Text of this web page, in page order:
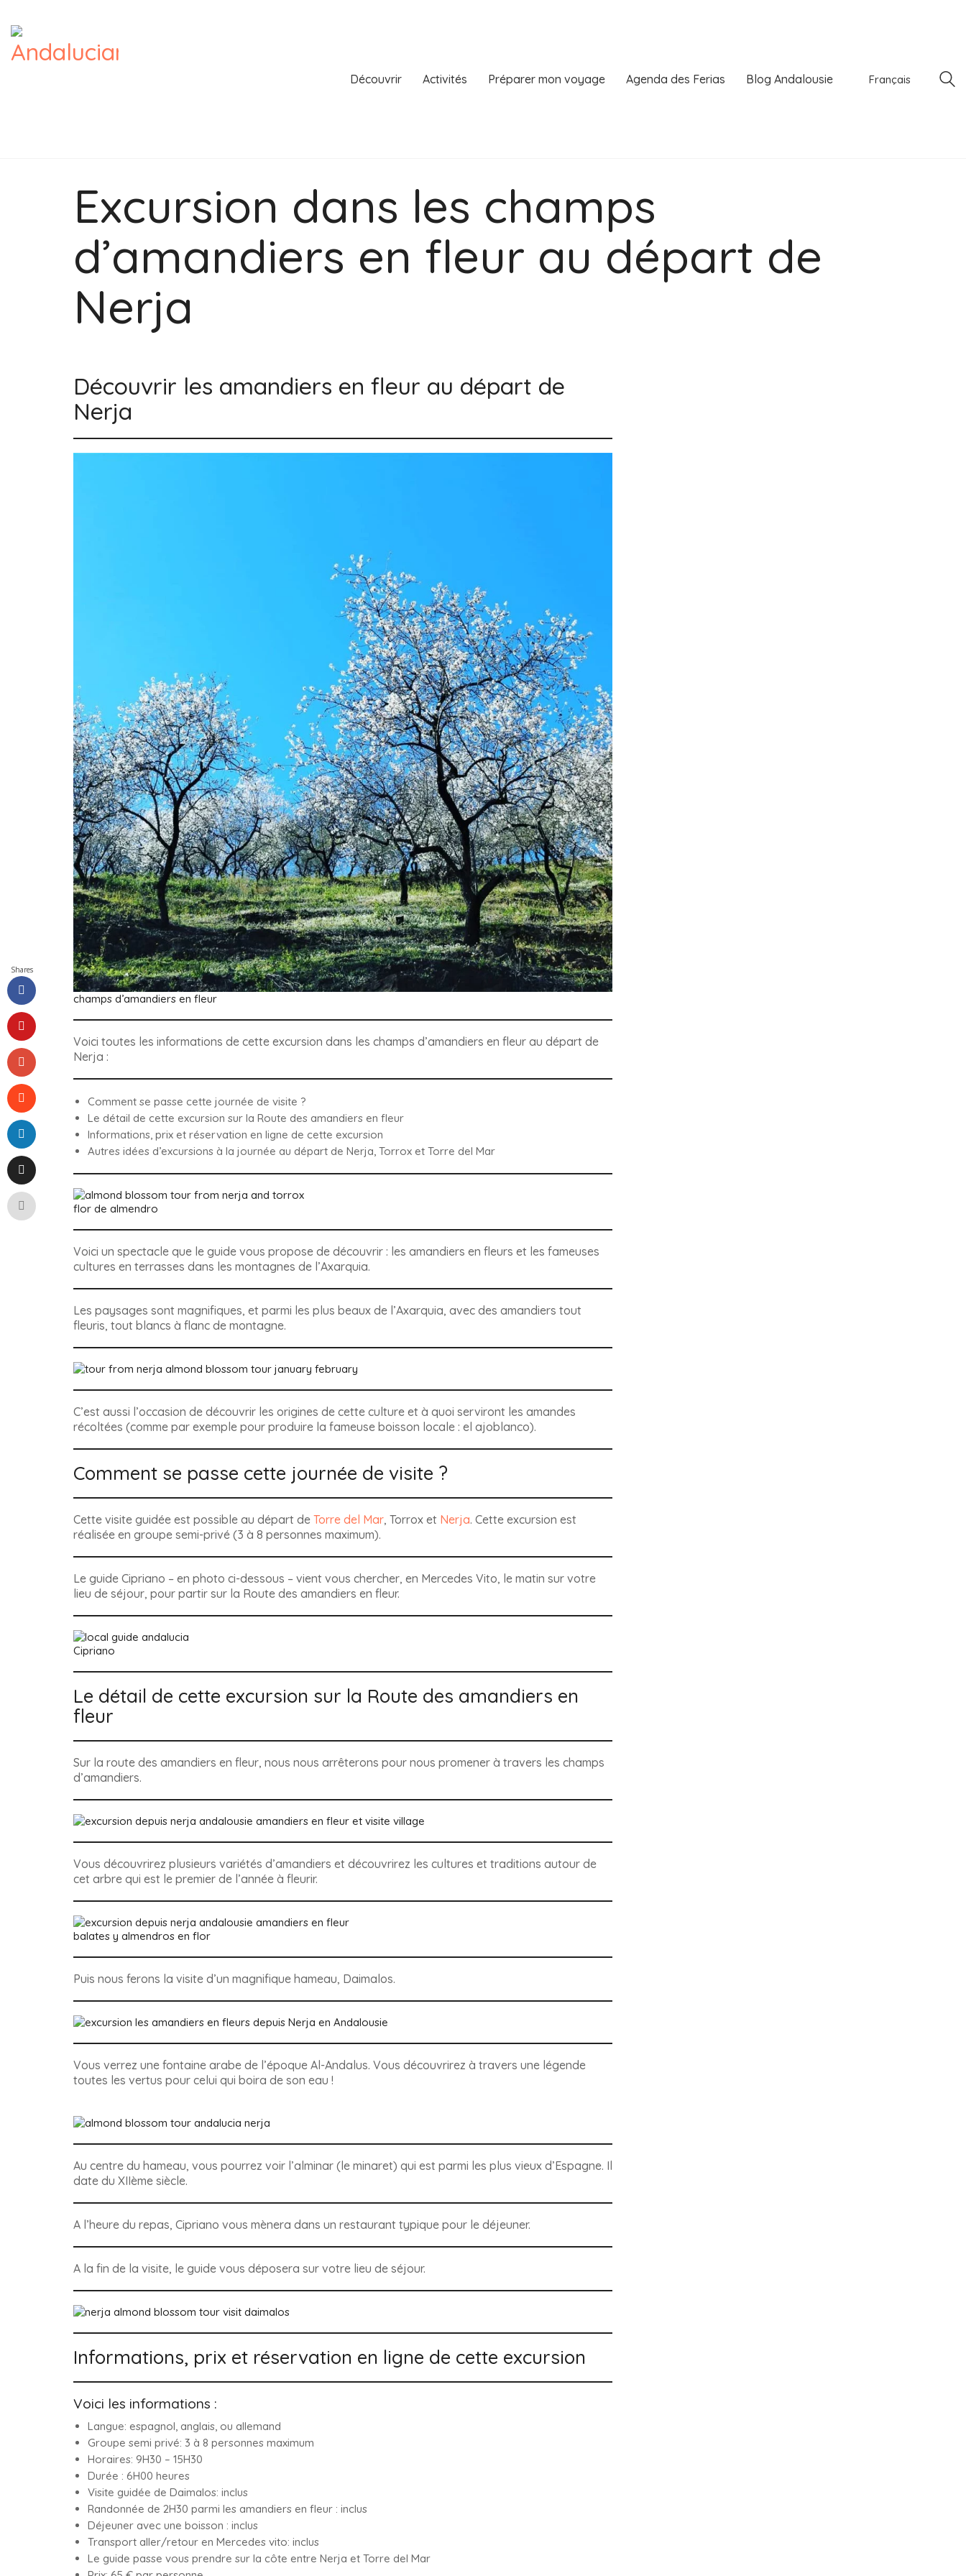
Découvrir Activités Préparer mon voyage Agenda des Ferias Blog Andalousie Français
Excursion dans les champs
d’amandiers en fleur au départ de
Nerja
Découvrir les amandiers en fleur au départ de
Nerja
champs d’amandiers en fleur
Voici toutes les informations de cette excursion dans les champs d’amandiers en fleur au départ de
Nerja :
Comment se passe cette journée de visite ?
Le détail de cette excursion sur la Route des amandiers en fleur
Informations, prix et réservation en ligne de cette excursion
Autres idées d’excursions à la journée au départ de Nerja, Torrox et Torre del Mar
flor de almendro
Voici un spectacle que le guide vous propose de découvrir : les amandiers en fleurs et les fameuses
cultures en terrasses dans les montagnes de l’Axarquia.
Les paysages sont magnifiques, et parmi les plus beaux de l’Axarquia, avec des amandiers tout
fleuris, tout blancs à flanc de montagne.
C’est aussi l’occasion de découvrir les origines de cette culture et à quoi serviront les amandes
récoltées (comme par exemple pour produire la fameuse boisson locale : el ajoblanco).
Comment se passe cette journée de visite ?
Cette visite guidée est possible au départ de Torre del Mar, Torrox et Nerja. Cette excursion est
réalisée en groupe semi-privé (3 à 8 personnes maximum).
Le guide Cipriano – en photo ci-dessous – vient vous chercher, en Mercedes Vito, le matin sur votre
lieu de séjour, pour partir sur la Route des amandiers en fleur.
Cipriano
Le détail de cette excursion sur la Route des amandiers en
fleur
Sur la route des amandiers en fleur, nous nous arrêterons pour nous promener à travers les champs
d’amandiers.
Vous découvrirez plusieurs variétés d’amandiers et découvrirez les cultures et traditions autour de
cet arbre qui est le premier de l’année à fleurir.
balates y almendros en flor
Puis nous ferons la visite d’un magnifique hameau, Daimalos.
Vous verrez une fontaine arabe de l’époque Al-Andalus. Vous découvrirez à travers une légende
toutes les vertus pour celui qui boira de son eau !
Au centre du hameau, vous pourrez voir l’alminar (le minaret) qui est parmi les plus vieux d’Espagne. Il
date du XIIème siècle.
A l’heure du repas, Cipriano vous mènera dans un restaurant typique pour le déjeuner.
A la fin de la visite, le guide vous déposera sur votre lieu de séjour.
Informations, prix et réservation en ligne de cette excursion
Voici les informations :
Langue: espagnol, anglais, ou allemand
Groupe semi privé: 3 à 8 personnes maximum
Horaires: 9H30 – 15H30
Durée : 6H00 heures
Visite guidée de Daimalos: inclus
Randonnée de 2H30 parmi les amandiers en fleur : inclus
Déjeuner avec une boisson : inclus
Transport aller/retour en Mercedes vito: inclus
Le guide passe vous prendre sur la côte entre Nerja et Torre del Mar
Shares